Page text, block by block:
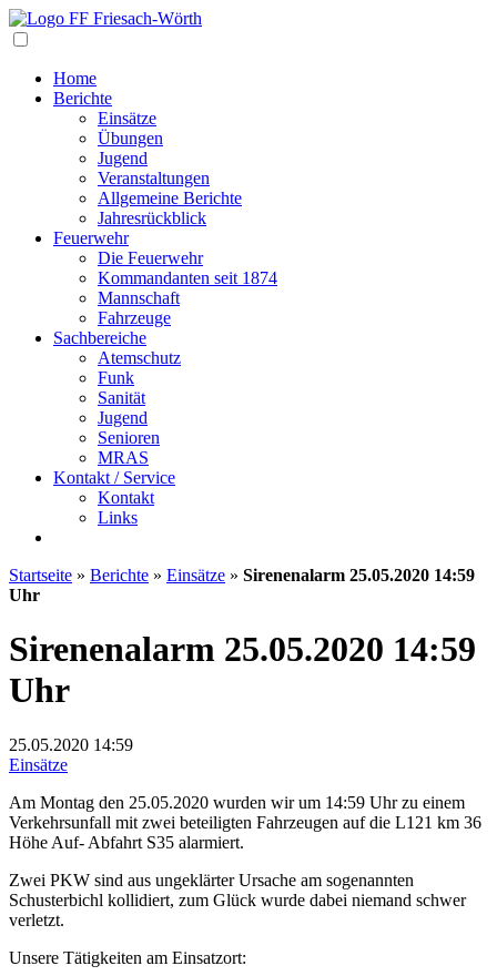
Home
Berichte
Einsätze
Übungen
Jugend
Veranstaltungen
Allgemeine Berichte
Jahresrückblick
Feuerwehr
Die Feuerwehr
Kommandanten seit 1874
Mannschaft
Fahrzeuge
Sachbereiche
Atemschutz
Funk
Sanität
Jugend
Senioren
MRAS
Kontakt / Service
Kontakt
Links
Startseite » Berichte » Einsätze » Sirenenalarm 25.05.2020 14:59
Uhr
Sirenenalarm 25.05.2020 14:59
Uhr
25.05.2020 14:59
Einsätze
Am Montag den 25.05.2020 wurden wir um 14:59 Uhr zu einem
Verkehrsunfall mit zwei beteiligten Fahrzeugen auf die L121 km 36
Höhe Auf- Abfahrt S35 alarmiert.
Zwei PKW sind aus ungeklärter Ursache am sogenannten
Schusterbichl kollidiert, zum Glück wurde dabei niemand schwer
verletzt.
Unsere Tätigkeiten am Einsatzort: